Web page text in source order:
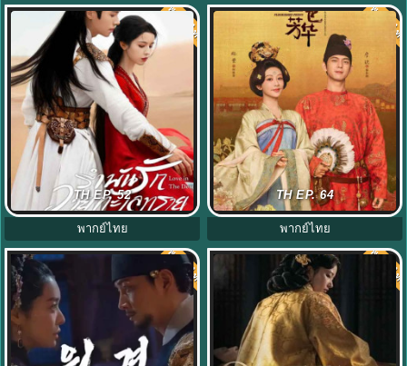
รำพันรักวายุทะเลทราย พากย์ไทย
Love In The Desert EP.1-26 (จบ)
พากย์ไทย
TH EP. 52
พากย์ไทย
งามบุปผาสกุณา (2025) Flourished
Peony พากย์ไทย EP.1-32 (จบ)
พากย์ไ
TH EP. 64
พากย์ไทย
7.0 พากย์ไทย พากย์ไ